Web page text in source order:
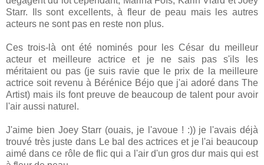
Starr. Ils sont excellents, à fleur de peau mais les autres
acteurs ne sont pas en reste non plus.
Ces trois-là ont été nominés pour les César du meilleur
acteur et meilleure actrice et je ne sais pas s'ils les
méritaient ou pas (je suis ravie que le prix de la meilleure
actrice soit revenu à Bérénice Béjo que j'ai adoré dans The
Artist) mais ils font preuve de beaucoup de talent pour avoir
l'air aussi naturel.
J'aime bien Joey Starr (ouais, je l'avoue ! :)) je l'avais déjà
trouvé très juste dans Le bal des actrices et je l'ai beaucoup
aimé dans ce rôle de flic qui a l'air d'un gros dur mais qui est